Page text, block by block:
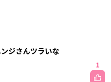
ジさんツラいな
1